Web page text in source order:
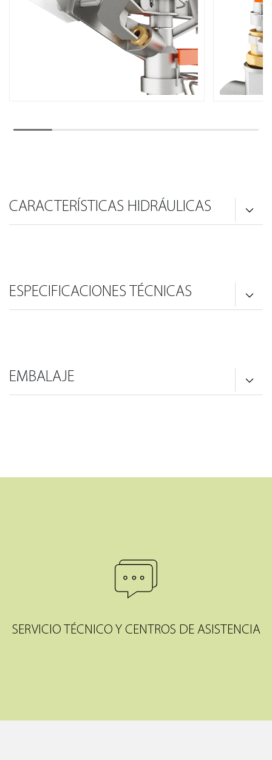
CARACTERÍSTICAS HIDRÁULICAS
ESPECIFICACIONES TÉCNICAS
EMBALAJE
SERVICIO TÉCNICO Y CENTROS DE ASISTENCIA